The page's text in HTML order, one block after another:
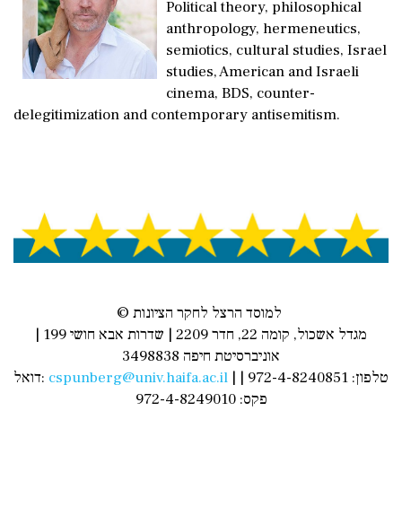
Political theory, philosophical
anthropology, hermeneutics,
semiotics, cultural studies, Israel
studies, American and Israeli
cinema, BDS, counter-
delegitimization and contemporary antisemitism.
מגדל אשכול, קומה 22, חדר 2209 | שדרות אבא חושי 199 |
אוניברסיטת חיפה 3498838
דואל: cspunberg@univ.haifa.ac.il | טלפון: 972-4-8240851 |
פקס: 972-4-8249010